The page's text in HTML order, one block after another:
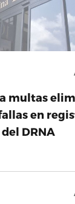
multas
en
DRNA